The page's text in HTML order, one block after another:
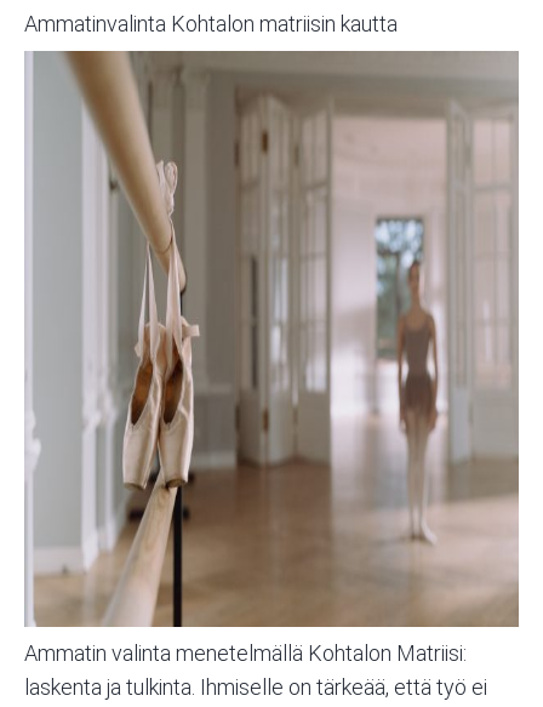
Ammatinvalinta Kohtalon matriisin kautta
Ammatin valinta menetelmällä Kohtalon Matriisi:
laskentaja tulkinta. Ihmiselle on tärkeää, että työ ei